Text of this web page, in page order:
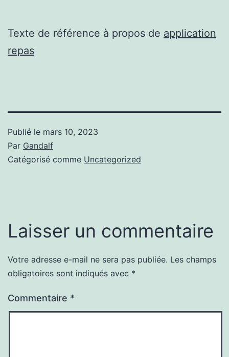
Texte de référence à propos de application
repas
Publié le mars 10, 2023
Par Gandalf
Catégorisé comme Uncategorized
Laisser un commentaire
Votre adresse e-mail ne sera pas publiée. Les champs
obligatoires sont indiqués avec *
Commentaire *